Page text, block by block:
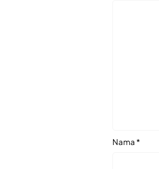
Nama*